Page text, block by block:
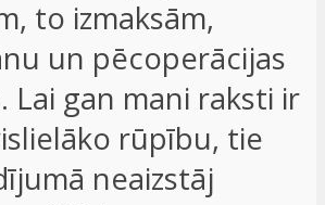
to izmaksām,
un pēcoperācijas
Lai gan mani raksti ir
rūpību, tie
neaizstāj